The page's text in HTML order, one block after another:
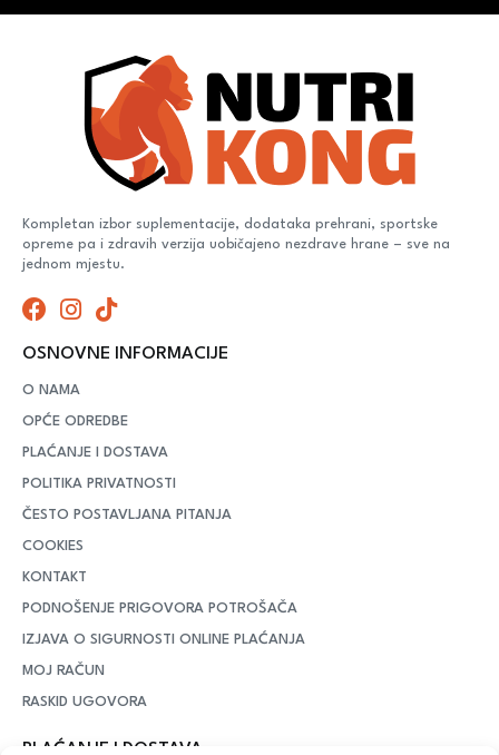
Kompletan izbor suplementacije, dodataka prehrani, sportske
opreme pa i zdravih verzija uobičajeno nezdrave hrane – sve na
jednom mjestu.
OSNOVNE INFORMACIJE
O NAMA
OPĆE ODREDBE
PLAĆANJE I DOSTAVA
POLITIKA PRIVATNOSTI
ČESTO POSTAVLJANA PITANJA
COOKIES
KONTAKT
PODNOŠENJE PRIGOVORA POTROŠAČA
IZJAVA O SIGURNOSTI ONLINE PLAĆANJA
MOJ RAČUN
RASKID UGOVORA
PLAĆANJE I DOSTAVA